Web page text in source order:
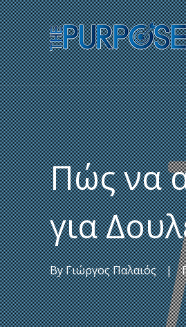
Πώς να
για
ByΓιώργος Παλαιός |